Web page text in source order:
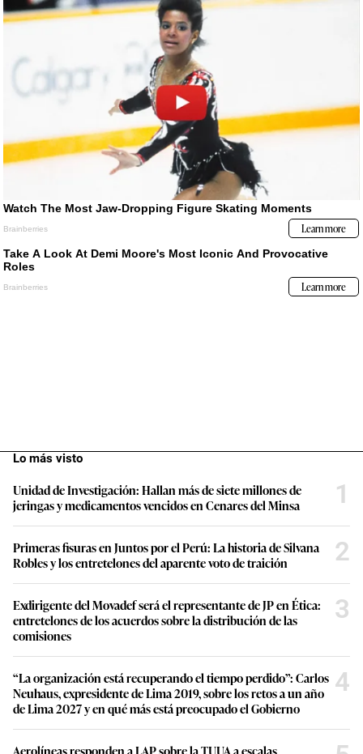
Lo más visto
Unidad de Investigación: Hallan más de siete millones de
jeringas y medicamentos vencidos en Cenares del Minsa
1
Primeras fisuras en Juntos por el Perú: La historia de Silvana
Robles y los entretelones del aparente voto de traición
2
Exdirigente del Movadef será el representante de JP en Ética:
entretelones de los acuerdos sobre la distribución de las
comisiones
3
“La organización está recuperando el tiempo perdido”: Carlos
Neuhaus, expresidente de Lima 2019, sobre los retos a un año
de Lima 2027 y en qué más está preocupado el Gobierno
4
Aerolíneas responden a LAP sobre la TUUA a escalas